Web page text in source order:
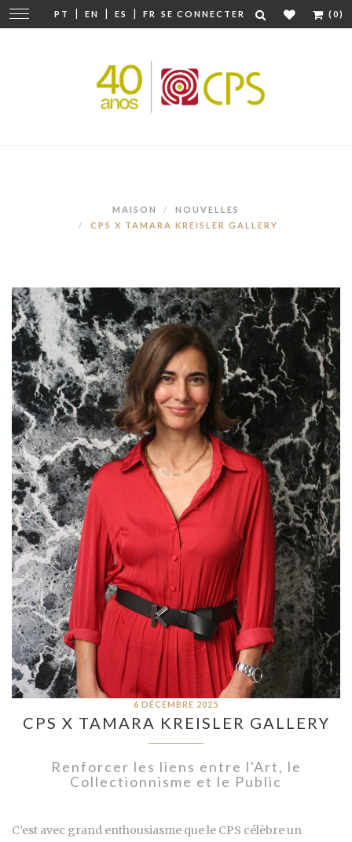
PT | EN | ES | FR SE CONNECTER (0)
Modifier
la
MAISON
NOUVELLES
CPS X TAMARA KREISLER GALLERY
6 DÉCEMBRE 2025
CPS X TAMARA KREISLER GALLERY
Renforcer les liens entre l'Art, le
Collectionnisme et le Public
C’est avec grand enthousiasme que le CPS célèbre un